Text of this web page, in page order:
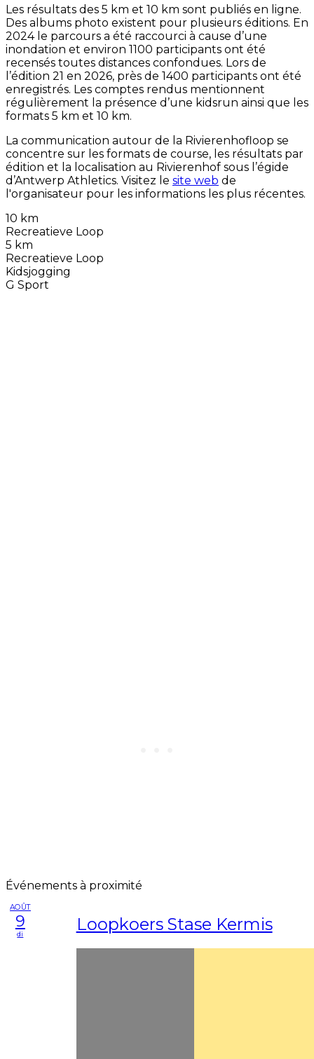
Les résultats des 5 km et 10 km sont publiés en ligne.
Des albums photo existent pour plusieurs éditions. En
2024 le parcours a été raccourci à cause d’une
inondation et environ 1100 participants ont été
recensés toutes distances confondues. Lors de
l’édition 21 en 2026, près de 1400 participants ont été
enregistrés. Les comptes rendus mentionnent
régulièrement la présence d’une kidsrun ainsi que les
formats 5 km et 10 km.
La communication autour de la Rivierenhofloop se
concentre sur les formats de course, les résultats par
édition et la localisation au Rivierenhof sous l’égide
d’Antwerp Athletics. Visitez le site web de
l'organisateur pour les informations les plus récentes.
10 km
Recreatieve Loop
5 km
Recreatieve Loop
Kidsjogging
G Sport
Événements à proximité
AOÛT
9
di Loopkoers Stase Kermis